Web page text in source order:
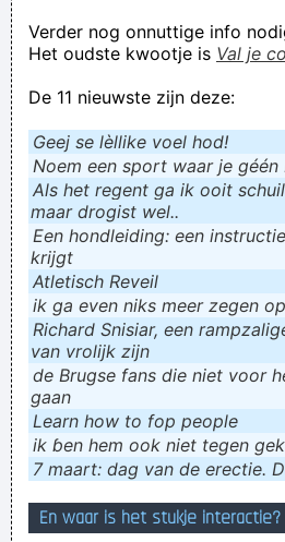
Verder nog onnuttige info
Het oudste kwootje is Val je
De 11 nieuwste zijn deze:
Geej se lèllike voel hod!
Noem een sport waar je
Als het regent ga ik ooit
maar drogist wel..
Een hondleiding: een
krijgt
Atletisch Reveil
ik ga even niks meer zegen
Richard Snisiar, een
van vrolijk zijn
de Brugse fans die niet voor
gaan
Learn how to fop people
ik ɓen hem ook niet tegen
7 maart: dag van de erectie.
En waar is het stukje interactie?